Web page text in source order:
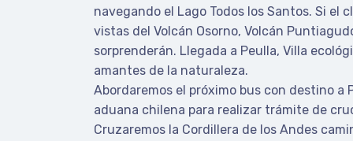
navegando el Lago Todos los Santos. Si el
vistas del Volcán Osorno, Volcán
sorprenderán. Llegada a Peulla, Villa
amantes de la naturaleza.
Abordaremos el próximo bus con destino a
aduana chilena para realizar trámite de
Cruzaremos la Cordillera de los Andes